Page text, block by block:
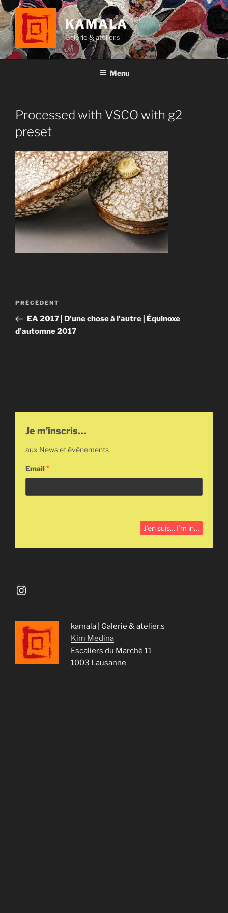
Aller
au
contenu
principal
KAMALA
Galerie & atelier.s
Menu
Processed with VSCO with g2
preset
Navigation
l’article
Article
précédent
PRÉCÉDENT
EA 2017 | D’une chose à l’autre | Équinoxe
d’automne 2017
Je m’inscris…
aux News et évènements
Email*
Instagram
kamala | Galerie & atelier.s
Kim Medina
Escaliers du Marché 11
1003 Lausanne